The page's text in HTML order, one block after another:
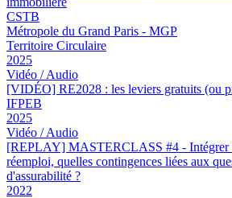
CSTB
Métropole du Grand Paris - MGP
Territoire Circulaire
2025
Vidéo / Audio
[VIDÉO] RE2028 : les leviers gratuits (ou
IFPEB
2025
Vidéo / Audio
[REPLAY] MASTERCLASS #4 - Intégrer
réemploi, quelles contingences liées aux
d'assurabilité ?
2022